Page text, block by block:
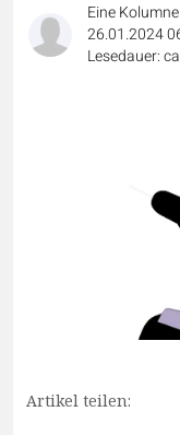
Eine
26.01.2024
Lesedauer:
Artikel teilen: